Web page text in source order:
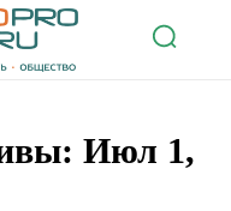
Июл 1,